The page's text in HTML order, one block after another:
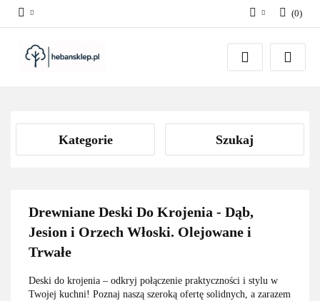
Zaloguj się
Załóż konto
(0)
Kategorie Szukaj
Drewniane Deski Do Krojenia - Dąb,
Jesion i Orzech Włoski. Olejowane i
Trwałe
Deski do krojenia – odkryj połączenie praktyczności i stylu w
Twojej kuchni! Poznaj naszą szeroką ofertę solidnych, a zarazem